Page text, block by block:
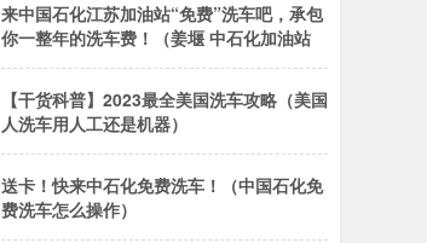
来中国石化江苏加油站“免费”洗车吧，承包
你一整年的洗车费！（姜堰 中石化加油站
【干货科普】2023最全美国洗车攻略（美国
人洗车用人工还是机器）
送卡！快来中石化免费洗车！（中国石化免
费洗车怎么操作）